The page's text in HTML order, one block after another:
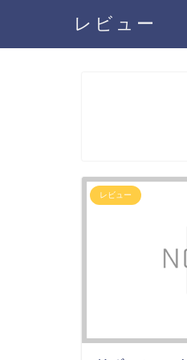
レビュー
レビュー